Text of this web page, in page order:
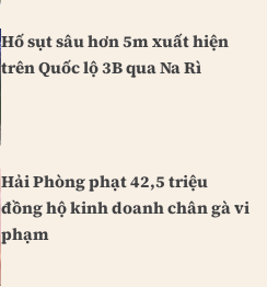
Hố sụt sâu hơn 5m xuất hiện
trên Quốc lộ 3B qua Na Rì
Hải Phòng phạt 42,5 triệu
đồng hộ kinh doanh chân gà vi
phạm